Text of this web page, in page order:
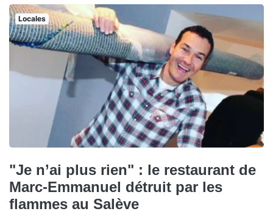
Locales
"Je n’ai plus rien" : le restaurant de
Marc-Emmanuel détruit par les
flammes au Salève